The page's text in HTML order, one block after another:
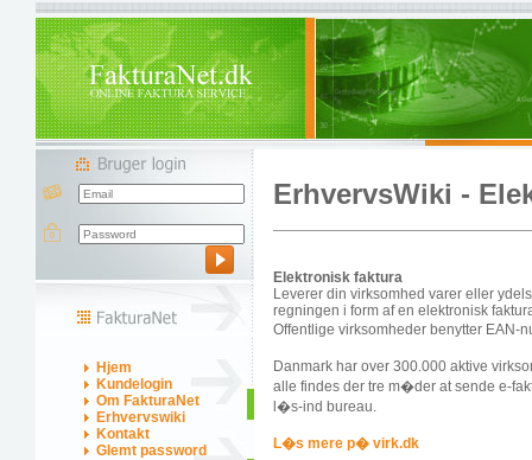
Hjem
Kundelogin
Om FakturaNet
Erhvervswiki
Kontakt
Glemt password
ErhvervsWiki -
Elektronisk faktura
Leverer din virksomhed varer eller
regningen i form af en elektronisk
Offentlige virksomheder benytter
Danmark har over 300.000 aktive
alle findes der tre m�der at sende e-
l�s-ind bureau.
L�s mere p� virk.dk